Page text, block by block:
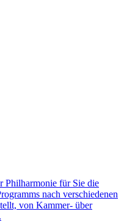
Philharmonie für Sie die
nach verschiedenen
von Kammer- über